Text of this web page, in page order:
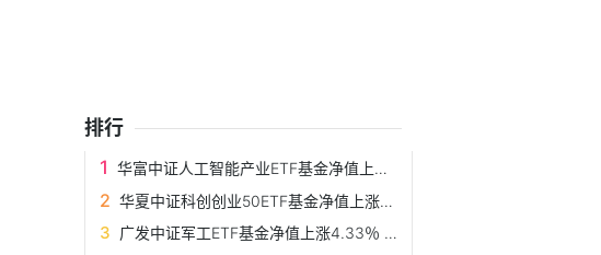
排行
华富中证人工智能产业ETF基金净值上涨1.43％ 场内价格溢价率为-0.10%
华夏中证科创创业50ETF基金净值上涨3.71％ 场内价格溢价率为-0.11%
广发中证军工ETF基金净值上涨4.33％ 场内价格溢价率为-0.22%